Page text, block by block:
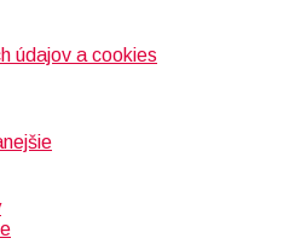
údajov a cookies